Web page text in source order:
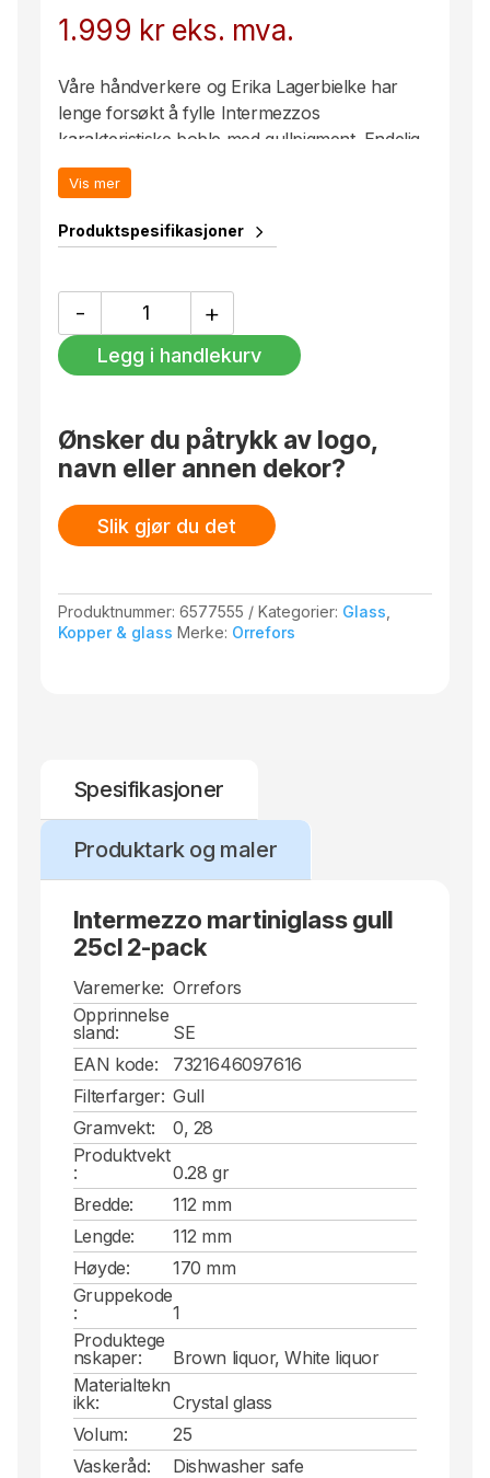
1.999 kr eks. mva.
Våre håndverkere og Erika Lagerbielke har
lenge forsøkt å fylle Intermezzos
karakteristiske boble med gullpigment. Endelig
er den der, bakt inn i det krystallklare glasset –
en matt gullskimrende dråpe. Martini-glasset
som Dry Martini og Cosmopolitan. Glasset er
glassblåsere. Designet av Erika Lagerbielke.
Vis mer
Produktspesifikasjoner
-
martiniglass
gull
25cl
antall
+
Legg i handlekurv
Ønsker du påtrykk av logo,
navn eller annen dekor?
Slik gjør du det
Produktnummer:6577555 Kategorier: Glass
Kopper & glass Merke: Orrefors
Spesifikasjoner
Produktark og maler
Intermezzo martiniglass gull
25cl 2-pack
Varemerke: Orrefors
Opprinnelse
sland:
SE
EAN kode:
7321646097616
Filterfarger: Gull
Gramvekt:
0, 28
Produktvekt
:
0.28 gr
Bredde:
112 mm
Lengde:
112 mm
Høyde:
170 mm
Gruppekode
:
1
Produktege
nskaper:
Brown liquor, White liquor
Materialtekn
ikk:
Crystal glass
Volum:
25
Vaskeråd:
Dishwasher safe